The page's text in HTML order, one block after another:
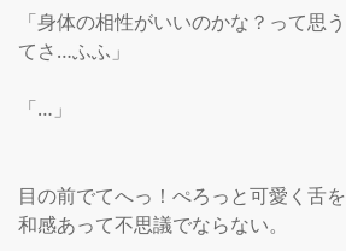
「身体の相性がいいのかな？って思
てさ…ふふ」
「…」
目の前でてへっ！ぺろっと可愛く舌
和感あって不思議でならない。